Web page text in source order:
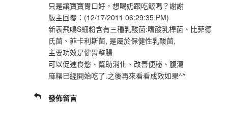
只是讓寶寶胃口好，想喝奶跟吃飯嗎？謝謝
版主回覆：(12/17/2011 06:29:35 PM)
新表飛鳴S細粉含有三種乳酸菌:嗜酸乳桿菌、比菲德
氏菌、菲卡利斯菌, 是屬於保健性乳酸菌,
主要功效是健胃整腸
可以促進食慾、幫助消化、改善便秘、腹瀉
麻糬已經開始吃了.之後再來看看成效如果^^
發佈留言